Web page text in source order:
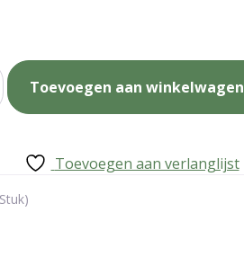
Toevoegen aan winkelwagen
Toevoegen aan verlanglijst